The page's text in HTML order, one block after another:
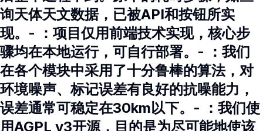
询天体天文数据，已被API和按钮所实
现。- ：项目仅用前端技术实现，核心步
骤均在本地运行，可自行部署。- ：我们
在各个模块中采用了十分鲁棒的算法，对
环境噪声、标记误差有良好的抗噪能力，
误差通常可稳定在30km以下。- ：我们使
用AGPL v3开源，目的是为尽可能地使该